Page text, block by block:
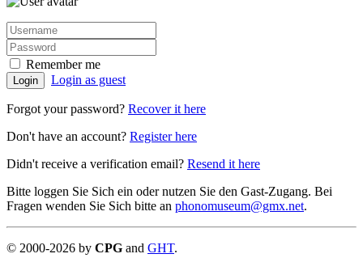
Remember me
Login Login as guest
Forgot your password? Recover it here
Don't have an account? Register here
Didn't receive a verification email? Resend it here
Bitte loggen Sie Sich ein oder nutzen Sie den Gast-Zugang. Bei
Fragen wenden Sie Sich bitte an phonomuseum@gmx.net.
© 2000-2026 by CPG and GHT.